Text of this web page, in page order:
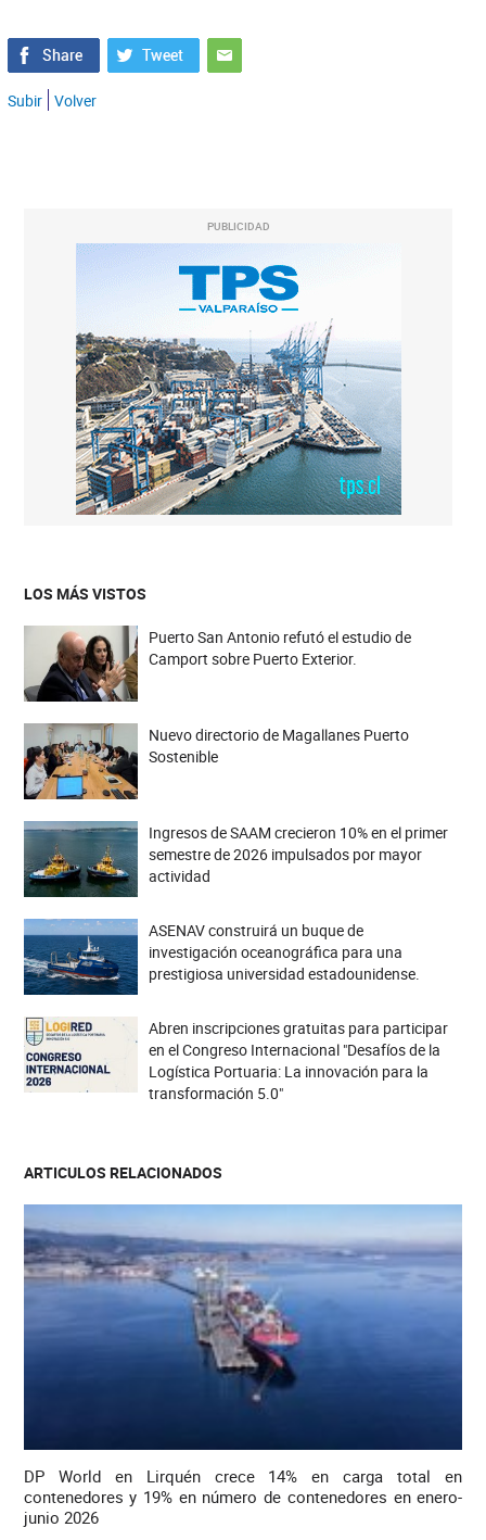
Subir Volver
PUBLICIDAD
LOS MÁS VISTOS
Puerto San Antonio refutó el estudio de
Camport sobre Puerto Exterior.
Nuevo directorio de Magallanes Puerto
Sostenible
Ingresos de SAAM crecieron 10% en el primer
semestre de 2026 impulsados por mayor
actividad
ASENAV construirá un buque de
investigación oceanográfica para una
prestigiosa universidad estadounidense.
Abren inscripciones gratuitas para participar
en el Congreso Internacional "Desafíos de la
Logística Portuaria: La innovación para la
transformación 5.0"
ARTICULOS RELACIONADOS
DP World en Lirquén crece 14% en carga total en
contenedores y 19% en número de contenedores en enero-
junio 2026